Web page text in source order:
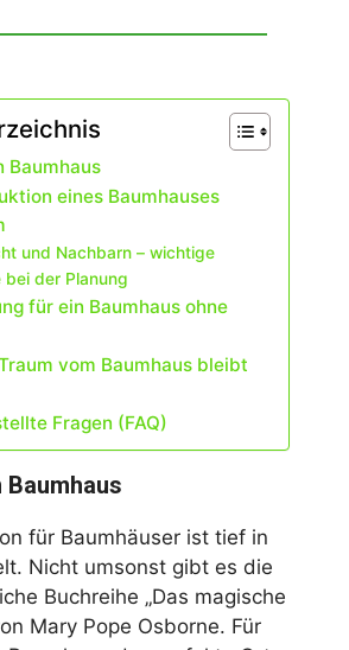
Baumhaus
eines Baumhauses
und Nachbarn – wichtige
bei der Planung
für ein Baumhaus ohne
vom Baumhaus bleibt
Fragen (FAQ)
für Baumhäuser ist tief in
Nicht umsonst gibt es die
Buchreihe „Das magische
Mary Pope Osborne. Für